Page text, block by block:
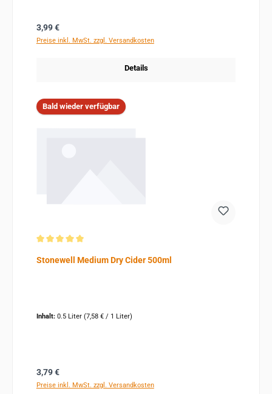
Regulärer Preis:
3,99 €
Preise inkl. MwSt. zzgl. Versandkosten
Details
Bald wieder verfügbar
Stonewell Medium Dry Cider 500ml
Inhalt: 0.5 Liter (7,58 € / 1 Liter)
Regulärer Preis:
3,79 €
Preise inkl. MwSt. zzgl. Versandkosten